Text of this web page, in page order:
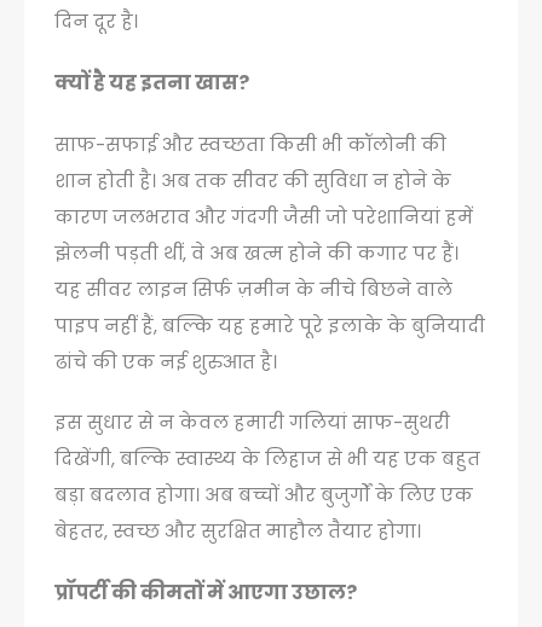
दिन दूर है।
क्यों है यह इतना खास?
साफ-सफाई और स्वच्छता किसी भी कॉलोनी की
शान होती है। अब तक सीवर की सुविधा न होने के
कारण जलभराव और गंदगी जैसी जो परेशानियां हमें
झेलनी पड़ती थीं, वे अब खत्म होने की कगार पर हैं।
यह सीवर लाइन सिर्फ ज़मीन के नीचे बिछने वाले
पाइप नहीं हैं, बल्कि यह हमारे पूरे इलाके के बुनियादी
ढांचे की एक नई शुरुआत है।
इस सुधार से न केवल हमारी गलियां साफ-सुथरी
दिखेंगी, बल्कि स्वास्थ्य के लिहाज से भी यह एक बहुत
बड़ा बदलाव होगा। अब बच्चों और बुजुर्गों के लिए एक
बेहतर, स्वच्छ और सुरक्षित माहौल तैयार होगा।
प्रॉपर्टी की कीमतों में आएगा उछाल?